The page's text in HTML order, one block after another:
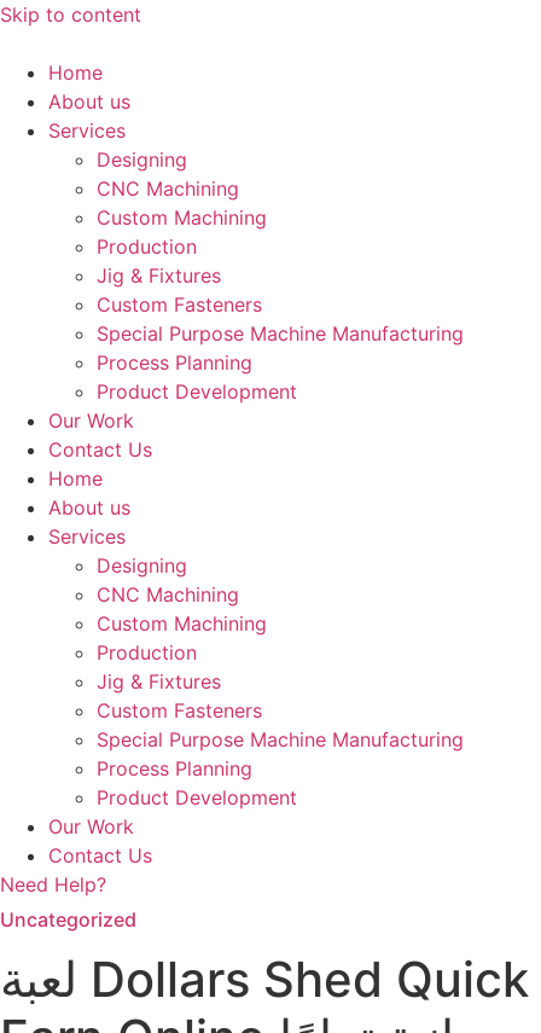
Skip to content
Home
About us
Services
Designing
CNC Machining
Custom Machining
Production
Jig & Fixtures
Custom Fasteners
Special Purpose Machine Manufacturing
Process Planning
Product Development
Our Work
Contact Us
Home
About us
Services
Designing
CNC Machining
Custom Machining
Production
Jig & Fixtures
Custom Fasteners
Special Purpose Machine Manufacturing
Process Planning
Product Development
Our Work
Contact Us
Need Help?
Uncategorized
لعبة Dollars Shed Quick